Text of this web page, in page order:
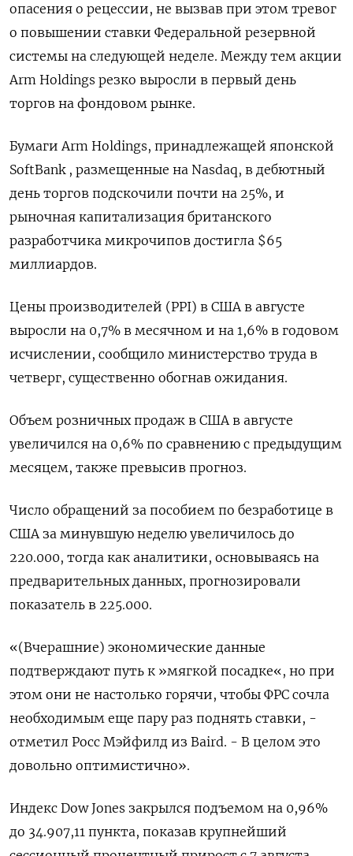
опасения о рецессии, не вызвав при этом тревог
о повышении ставки Федеральной резервной
системы на следующей неделе. Между тем акции
Arm Holdings резко выросли в первый день
торгов на фондовом рынке.
Бумаги Arm Holdings, принадлежащей японской
SoftBank , размещенные на Nasdaq, в дебютный
день торгов подскочили почти на 25%, и
рыночная капитализация британского
разработчика микрочипов достигла $65
миллиардов.
Цены производителей (PPI) в США в августе
выросли на 0,7% в месячном и на 1,6% в годовом
исчислении, сообщило министерство труда в
четверг, существенно обогнав ожидания.
Объем розничных продаж в США в августе
увеличился на 0,6% по сравнению с предыдущим
месяцем, также превысив прогноз.
Число обращений за пособием по безработице в
США за минувшую неделю увеличилось до
220.000, тогда как аналитики, основываясь на
предварительных данных, прогнозировали
показатель в 225.000.
«(Вчерашние) экономические данные
подтверждают путь к »мягкой посадке«, но при
этом они не настолько горячи, чтобы ФРС сочла
необходимым еще пару раз поднять ставки, -
отметил Росс Мэйфилд из Baird. - В целом это
довольно оптимистично».
Индекс Dow Jones закрылся подъемом на 0,96%
до 34.907,11 пункта, показав крупнейший